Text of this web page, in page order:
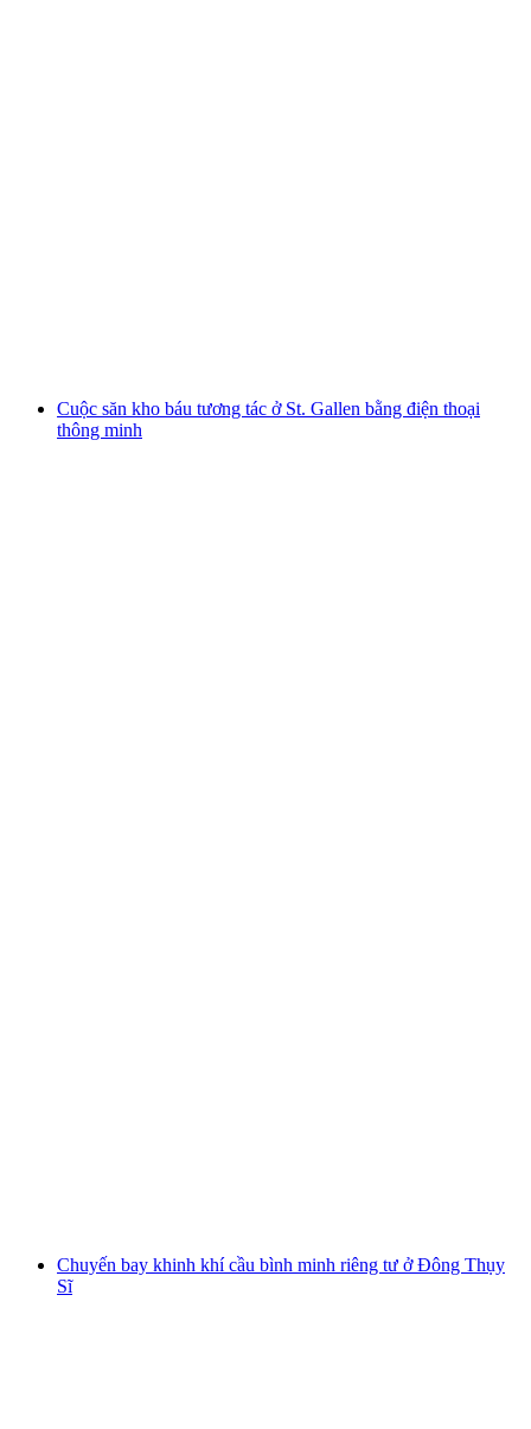
Cuộc săn kho báu tương tác ở St. Gallen bằng điện thoại
thông minh
Chuyến bay khinh khí cầu bình minh riêng tư ở Đông Thụy
Sĩ